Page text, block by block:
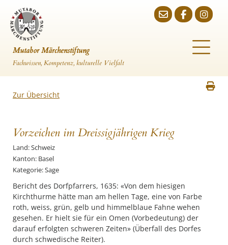
Mutabor Märchenstiftung
Fachwissen, Kompetenz, kulturelle Vielfalt
Zur Übersicht
Vorzeichen im Dreissigjährigen Krieg
Land: Schweiz
Kanton: Basel
Kategorie: Sage
Bericht des Dorfpfarrers, 1635: «Von dem hiesigen
Kirchthurme hätte man am hellen Tage, eine von Farbe
roth, weiss, grün, gelb und himmelblaue Fahne wehen
gesehen. Er hielt sie für ein Omen (Vorbedeutung) der
darauf erfolgten schweren Zeiten» (Überfall des Dorfes
durch schwedische Reiter).